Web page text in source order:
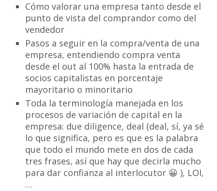
Cómo valorar una empresa tanto desde el
punto de vista del comprandor como del
vendedor
Pasos a seguir en la compra/venta de una
empresa, entendiendo compra venta
desde el out al 100% hasta la entrada de
socios capitalistas en porcentaje
mayoritario o minoritario
Toda la terminología manejada en los
procesos de variación de capital en la
empresa: due diligence, deal (deal, sí, ya sé
lo que significa, pero es que es la palabra
que todo el mundo mete en dos de cada
tres frases, así que hay que decirla mucho
para dar confianza al interlocutor 😀 ), LOI,
…